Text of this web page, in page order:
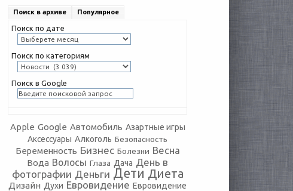
Поиск в архиве Популярное
Поиск по дате
Поиск по категориям
Поиск в Google
Apple Google Автомобиль Азартные игры
Аксессуары Алкоголь Безопасность
Беременность Бизнес Болезни Весна
Вода Волосы Глаза Дача День в
фотографии Деньги Дети Диета
Дизайн Духи Евровидение Евровидение